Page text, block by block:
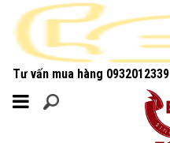
Tư vấn mua hàng 0932012339
MENU